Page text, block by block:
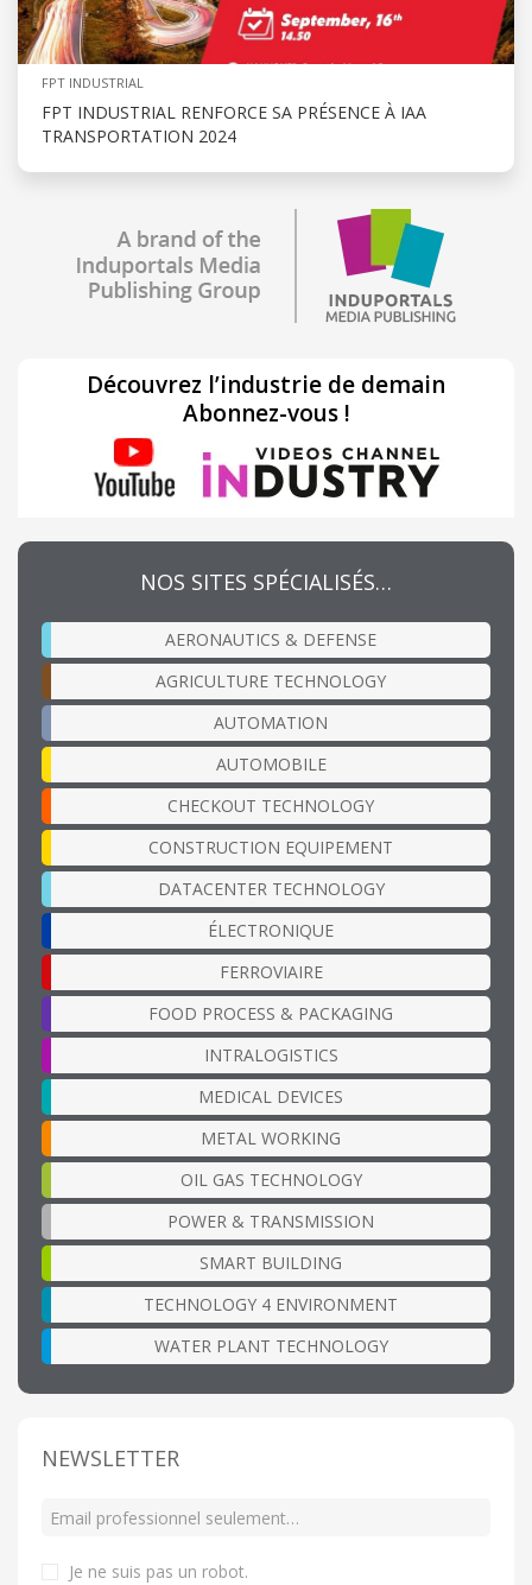
FPT INDUSTRIAL
FPT INDUSTRIAL RENFORCE SA PRÉSENCE À IAA
TRANSPORTATION 2024
Découvrez l’industrie de demain
Abonnez-vous !
NOS SITES SPÉCIALISÉS…
AERONAUTICS & DEFENSE
AGRICULTURE TECHNOLOGY
AUTOMATION
AUTOMOBILE
CHECKOUT TECHNOLOGY
CONSTRUCTION EQUIPEMENT
DATACENTER TECHNOLOGY
ÉLECTRONIQUE
FERROVIAIRE
FOOD PROCESS & PACKAGING
INTRALOGISTICS
MEDICAL DEVICES
METAL WORKING
OIL GAS TECHNOLOGY
POWER & TRANSMISSION
SMART BUILDING
TECHNOLOGY 4 ENVIRONMENT
WATER PLANT TECHNOLOGY
NEWSLETTER
Je ne suis pas un robot.